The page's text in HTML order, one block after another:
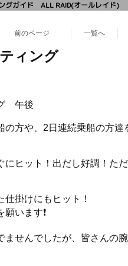
グガイド ALL RAID(オールレイド)
前のページ 一覧へ
ィング
午後
の方や、2日連続乗船の方
にヒット！出だし好調！た
掛けにもヒット！
願います❗️
ませんでしたが、皆さんの